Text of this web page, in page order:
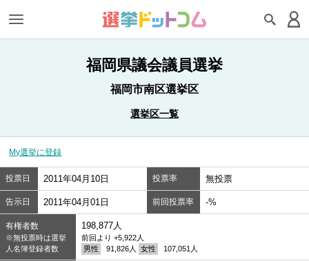
福岡県議会議員選挙
福岡市南区選挙区
選挙区一覧
My選挙に登録
投票日 2011年04月10日 投票率 無投票
告示日 2011年04月01日 前回投票率 -%
有権者数
※無投票時は選挙
人名簿登録者数
198,877人
前回より +5,922人
男性
91,826人 女性 107,051人